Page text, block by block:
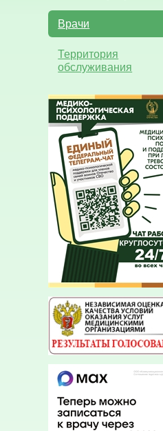
Врачи
Территория
обслуживания